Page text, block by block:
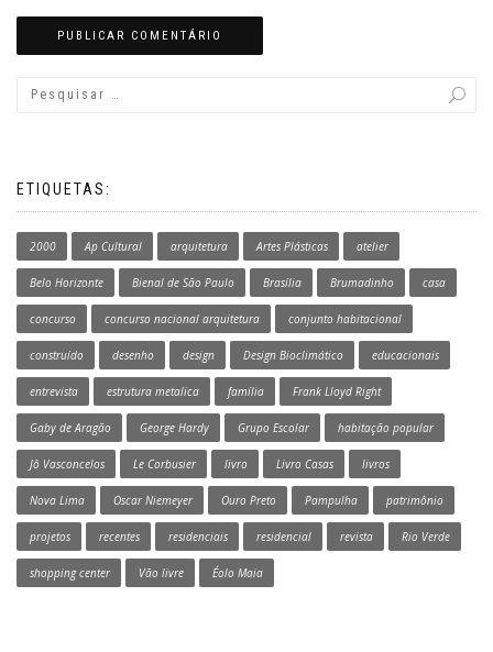
ETIQUETAS:
2000 Ap Cultural arquitetura Artes Plásticas atelier
Belo Horizonte Bienal de São Paulo Brasília Brumadinho casa
concurso concurso nacional arquitetura conjunto habitacional
construído desenho design Design Bioclimático educacionais
entrevista estrutura metalica família Frank Lloyd Right
Gaby de Aragão George Hardy Grupo Escolar habitação popular
Jô Vasconcelos Le Corbusier livro Livro Casas livros
Nova Lima Oscar Niemeyer Ouro Preto Pampulha patrimônio
projetos recentes residenciais residencial revista Rio Verde
shopping center Vão livre Éolo Maia